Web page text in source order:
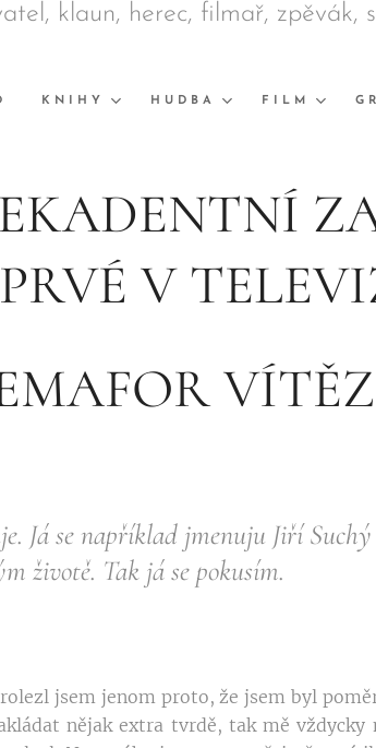
klaun, herec, filmař, zpěvák,
KNIHY HUDBA FILM
V
Já se například jmenuju Jiří
životě. Tak já se pokusím.
jsem jenom proto, že jsem byl
nějak extra tvrdě, tak mě vždycky